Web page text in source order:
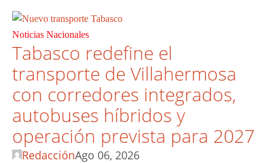
Noticias Nacionales
Tabasco redefine el
transporte de Villahermosa
con corredores integrados,
autobuses híbridos y
operación prevista para 2027
RedacciónAgo 06, 2026